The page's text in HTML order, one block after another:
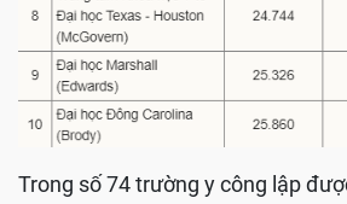
Trong số 74 trường y công lập